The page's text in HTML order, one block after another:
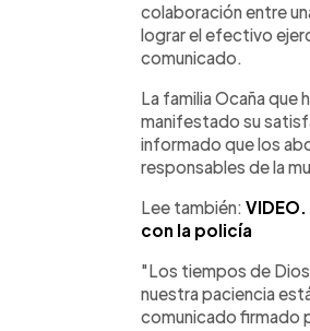
colaboración entre
lograr el efectivo
comunicado.
La familia Ocaña que
manifestado su
informado que los
responsables de la
Lee también:
con la policía
"Los tiempos de
nuestra paciencia
comunicado firmado